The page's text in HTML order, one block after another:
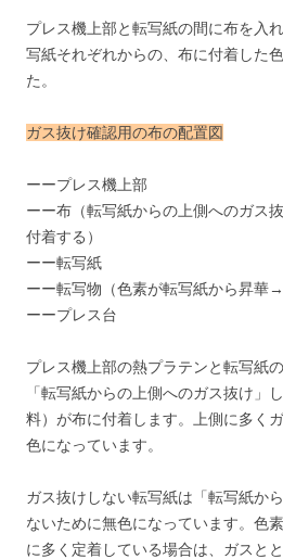
プレス機上部と転写紙の間に布を入
写紙それぞれからの、布に付着した
た。
ガス抜け確認用の布の配置図
ーープレス機上部
ーー布（転写紙からの上側へのガス
付着する）
ーー転写紙
ーー転写物（色素が転写紙から昇華→
ーープレス台
プレス機上部の熱プラテンと転写紙
「転写紙からの上側へのガス抜け」
料）が布に付着します。上側に多く
色になっています。
ガス抜けしない転写紙は「転写紙か
ないために無色になっています。色
に多く定着している場合は、ガスと